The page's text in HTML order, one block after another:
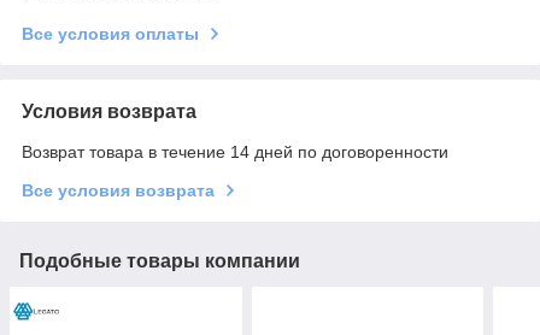
Все условия оплаты
Условия возврата
Возврат товара в течение 14 дней по договоренности
Все условия возврата
Подобные товары компании